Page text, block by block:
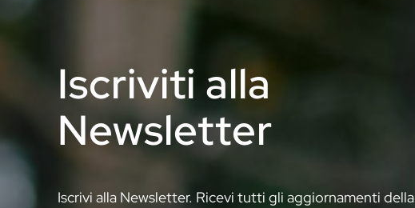
Iscriviti alla
Newsletter
Iscrivi alla Newsletter. Ricevi tutti gli aggiornamenti della